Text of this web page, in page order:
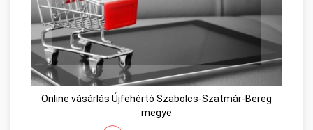
Online vásárlás Újfehértó Szabolcs-Szatmár-Bereg
megye